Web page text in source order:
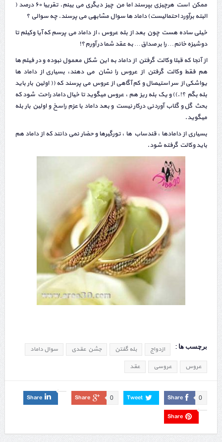
ممکن است هرچیزی بپرسند اما من چیز دیگری می بینم. تقریبا ۶۰ درصد (
البته برآورد احتمالیست) داماد ها سوال مشابهی می پرسند. چه سوالی ؟
خیلی ساده هست چون بعد از بله عروس ، از داماد می پرسم که آیا وکیلم تا
دوشیزه خانم… را بر صداق… به عقد شما در آورم؟!
از آنجا که قبلا وکالت گرفتن از داماد به این شکل معمول نبوده و در فیلم ها
هم فقط وکالت گرفتن از عروس را نشان می دهند، بسیاری از داماد ها
یواشکی از سر استیصال و کم آگاهی از عروس می پرسند که (( اولین بار باید
بله بگم ؟!.)) و یک بله ریز هم ، عروس میگوید تا خیال داماد راحت شود که
بحث گل و گلاب آوردنی درکار نیست و بعد داماد با عزم راسخ و اولین بار بله
میگوید.
بسیاری از دامادها ، قندساب ها ، تورگیرها و حضار نمی دانند که از داماد هم
باید وکالت گرفته شود.
برچسب ها : ازدواج بله گفتن جشن عقدی
سوال داماد
عروس
عروسی عقد
Share 0
Tweet
Share 0
Share
Share